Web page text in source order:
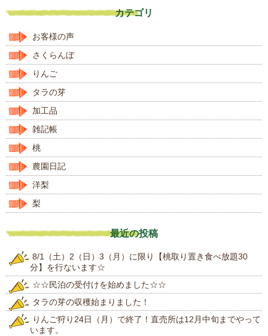
カテゴリ
お客様の声
さくらんぼ
りんご
タラの芽
加工品
雑記帳
桃
農園日記
洋梨
梨
最近の投稿
8/1（土）2（日）3（月）に限り【桃取り置き食べ放題30
分】を行ないます☆
☆☆民泊の受付けを始めました☆☆
タラの芽の収穫始まりました！
りんご狩り24日（月）で終了！直売所は12月中旬までやって
います。